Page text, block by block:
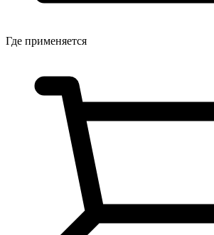
Где применяется